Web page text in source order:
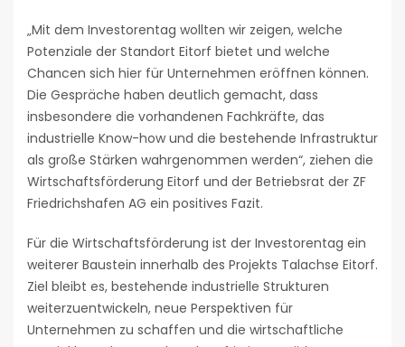
„Mit dem Investorentag wollten wir zeigen, welche
Potenziale der Standort Eitorf bietet und welche
Chancen sich hier für Unternehmen eröffnen können.
Die Gespräche haben deutlich gemacht, dass
insbesondere die vorhandenen Fachkräfte, das
industrielle Know-how und die bestehende Infrastruktur
als große Stärken wahrgenommen werden“, ziehen die
Wirtschaftsförderung Eitorf und der Betriebsrat der ZF
Friedrichshafen AG ein positives Fazit.
Für die Wirtschaftsförderung ist der Investorentag ein
weiterer Baustein innerhalb des Projekts Talachse Eitorf.
Ziel bleibt es, bestehende industrielle Strukturen
weiterzuentwickeln, neue Perspektiven für
Unternehmen zu schaffen und die wirtschaftliche